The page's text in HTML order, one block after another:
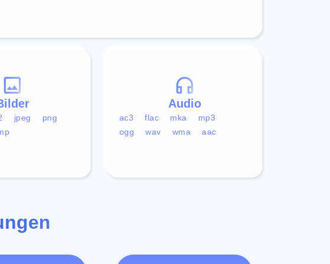
Audio
ac3 flac mka
mp3
ogg
wav wma aac
jpeg
png